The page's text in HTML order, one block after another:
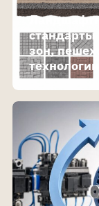
зон,